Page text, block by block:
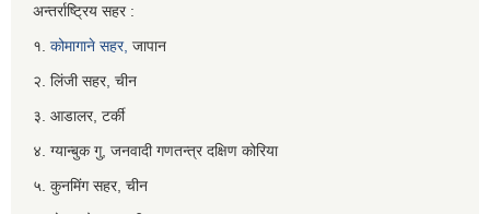
अन्तर्राष्ट्रिय सहर :
१. कोमागाने सहर, जापान
२. लिंजी सहर, चीन
३. आडालर, टर्की
४. ग्यान्बुक गु, जनवादी गणतन्त्र दक्षिण कोरिया
५. कुनमिंग सहर, चीन